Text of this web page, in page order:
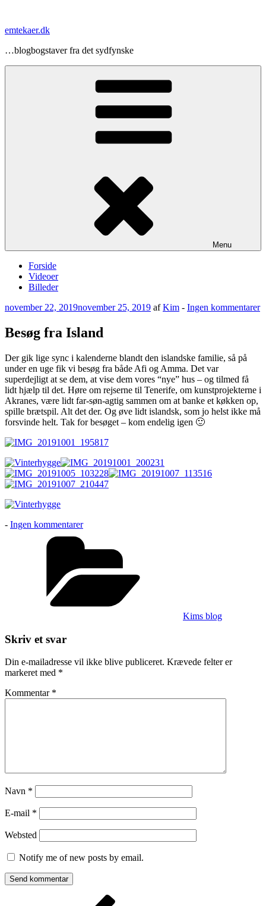
indhold
emtekaer.dk
…blogbogstaver fra det sydfynske
Menu
Forside
Videoer
Billeder
Udgivet
november 22, 2019november 25, 2019 afKim - Ingen kommentarertil
Besøg fra Island
Der gik lige sync i kalenderne blandt den islandske familie, så på
under en uge fik vi besøg fra både Afi og Amma. Det var
superdejligt at se dem, at vise dem vores “nye” hus – og tilmed få
lidt hjælp til det. Høre om rejserne til Tenerife, om kunstprojekterne i
Akranes, være lidt far-søn-agtig sammen om at banke et køkken op,
spille brætspil. Alt det der. Og øve lidt islandsk, som jo helst ikke må
forsvinde helt. Tak for besøget – kom endelig igen 🙂
- Ingen kommentarertil
fra
Kims blog
Skriv et svar
Din e-mailadresse vil ikke blive publiceret. Krævede felter er
markeret med *
Kommentar *
Navn *
E-mail *
Websted
Notify me of new posts by email.
Indlægsnavigation